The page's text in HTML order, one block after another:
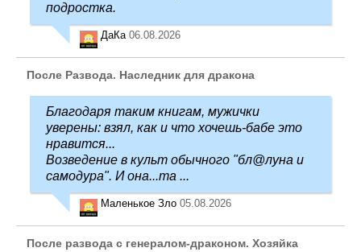
подростка.
ДаКа 06.08.2026
После Развода. Наследник для дракона
Благодаря таким книгам, мужички
уверены: взял, как и что хочешь-бабе это
нравится...
Возведение в культ обычного "бл@луна и
самодура". И она...та ...
Маленькое Зло 05.08.2026
После развода с генералом-драконом. Хозяйка